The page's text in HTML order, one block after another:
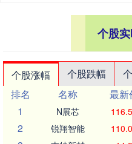
个股
个股涨幅 个股跌幅
排名
名称 最新
1
N展芯
2 锐翔智能